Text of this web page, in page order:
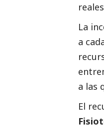
La
a
a las
El